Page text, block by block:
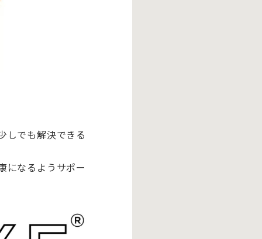
しでも解決できる
になるようサポー